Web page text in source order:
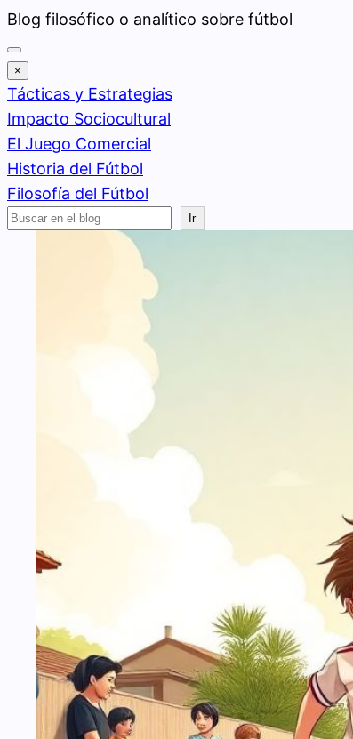
Saltar
al
contenido
Blog filosófico o analítico sobre fútbol
×
Tácticas y Estrategias
Impacto Sociocultural
El Juego Comercial
Historia del Fútbol
Filosofía del Fútbol
Buscar
Ir